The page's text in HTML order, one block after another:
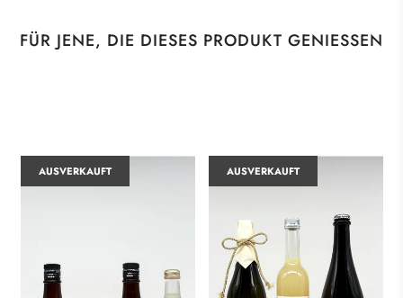
FÜR JENE, DIE DIESES PRODUKT GENIESSEN
AUSVERKAUFT AUSVERKAUFT